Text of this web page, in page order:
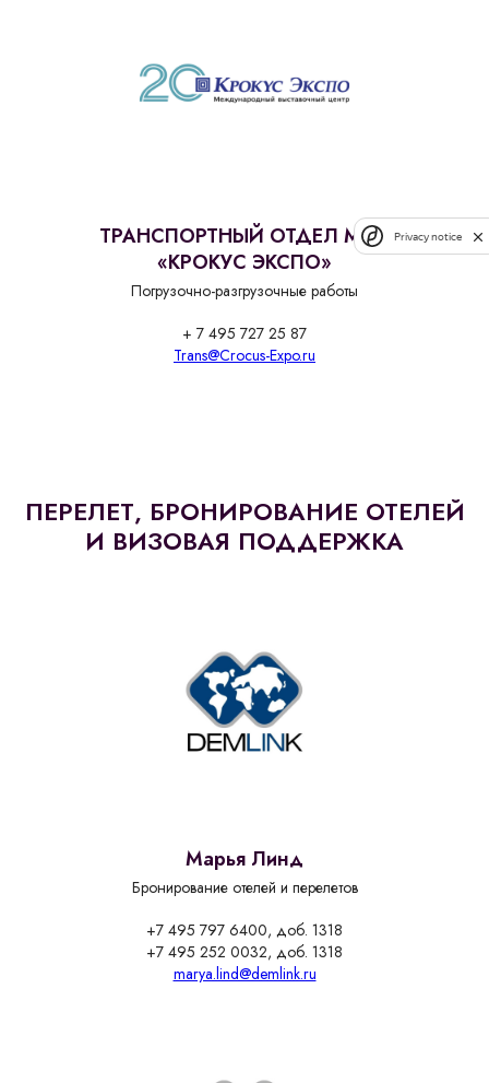
ТРАНСПОРТНЫЙ ОТДЕЛ МВЦ
«КРОКУС ЭКСПО»
Погрузочно-разгрузочные работы
+ 7 495 727 25 87
Trans@Crocus-Expo.ru
ПЕРЕЛЕТ, БРОНИРОВАНИЕ ОТЕЛЕЙ
И ВИЗОВАЯ ПОДДЕРЖКА
Марья Линд
Бронирование отелей и перелетов
+7 495 797 6400, доб. 1318
+7 495 252 0032, доб. 1318
marya.lind@demlink.ru
Privacy notice